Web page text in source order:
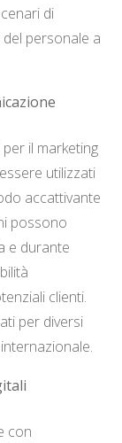
di
personale a
il marketing
utilizzati
accattivante
possono
e durante
clienti.
per diversi
con